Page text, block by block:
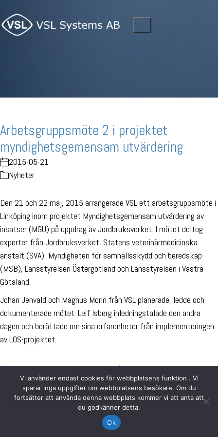
Arbetsgruppsmöte 2 i projektet
myndighetsgemensam utvärdering
2015-05-21
Nyheter
Den 21 och 22 maj, 2015 arrangerade VSL ett arbetsgruppsmöte i
Linköping inom projektet Myndighetsgemensam utvärdering av
insatser (MGU) på uppdrag av Jordbruksverket. I mötet deltog
experter från Jordbruksverket, Statens veterinärmedicinska
anstalt (SVA), Myndigheten för samhällsskydd och beredskap
(MSB), Länsstyrelsen Östergötland och Länsstyrelsen i Västra
Götaland.
Johan Jenvald och Magnus Morin från VSL planerade, ledde och
dokumenterade mötet. Leif Isberg inledningstalade den andra
dagen och berättade om sina erfarenheter från implementeringen
av LOS-projektet.
Vi använder endast cookies för webbplatsens funktion . Vi
sparar inga uppgifter om webbplatsens besökare. Om du
fortsätter att använda denna webbplats kommer vi att anta att
du godkänner detta.
Ok